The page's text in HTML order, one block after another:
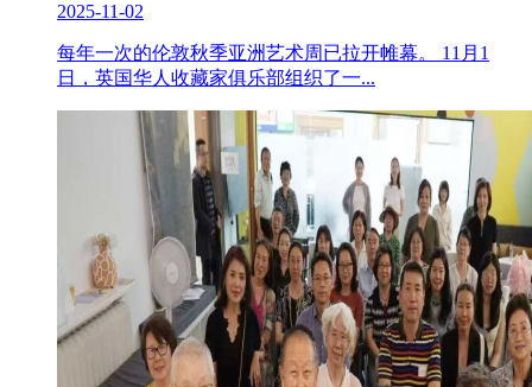
2025-11-02
每年一次的伦敦秋季亚洲艺术周已拉开帷幕。 11月1
日，英国华人收藏家俱乐部组织了一...